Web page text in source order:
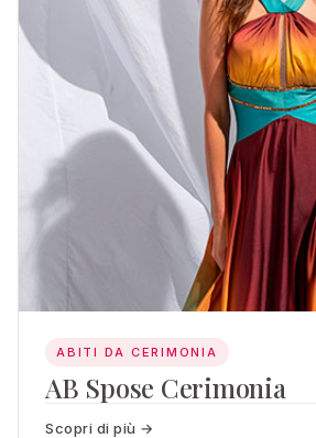
ABITI DA CERIMONIA
AB Spose Cerimonia
Scopri di più →